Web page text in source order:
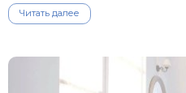
Читать далее